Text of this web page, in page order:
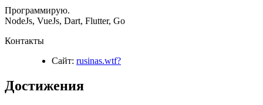
Программирую.
NodeJs, VueJs, Dart, Flutter, Go
Контакты
Сайт: rusinas.wtf?
Достижения